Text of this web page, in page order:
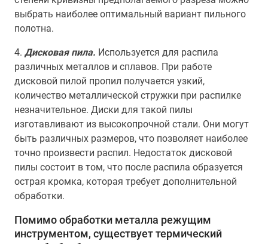
выбрать наиболее оптимальный вариант пильного
полотна.
4. Дисковая пила. Используется для распила
различных металлов и сплавов. При работе
дисковой пилой пропил получается узкий,
количество металлической стружки при распилке
незначительное. Диски для такой пилы
изготавливают из высокопрочной стали. Они могут
быть различных размеров, что позволяет наиболее
точно произвести распил. Недостаток дисковой
пилы состоит в том, что после распила образуется
острая кромка, которая требует дополнительной
обработки.
Помимо обработки металла режущим
инструментом, существует термический